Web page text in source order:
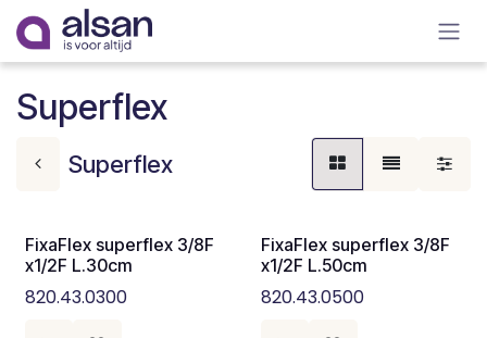
Overslaan naar inhoud
Superflex
Superflex
FixaFlex superflex 3/8F
x1/2F L.30cm
820.43.0300
FixaFlex superflex 3/8F
x1/2F L.50cm
820.43.0500